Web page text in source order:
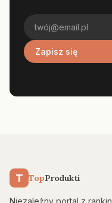
Zapisz się
T TopProdukti